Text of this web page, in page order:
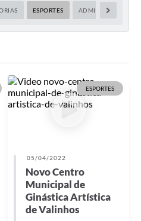
ESPORTES ADMINISTRAÇÃO
ESPORTES
05/04/2022
Novo Centro
Municipal de
Ginástica Artística
de Valinhos